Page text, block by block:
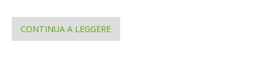
CONTINUA A LEGGERE